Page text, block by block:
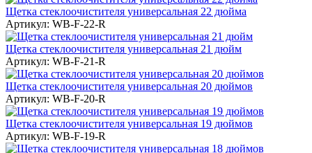
Щетка стеклоочистителя универсальная 22 дюйма
Артикул: WB-F-22-R
Щетка стеклоочистителя универсальная 21 дюйм
Артикул: WB-F-21-R
Щетка стеклоочистителя универсальная 20 дюймов
Артикул: WB-F-20-R
Щетка стеклоочистителя универсальная 19 дюймов
Артикул: WB-F-19-R